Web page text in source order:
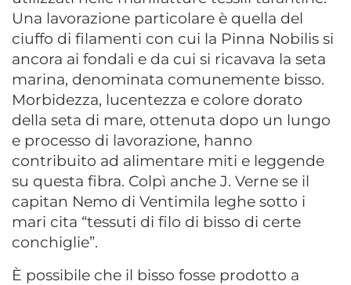
Una lavorazione particolare è quella del
ciuffo di filamenti con cui la Pinna Nobilis si
ancora ai fondali e da cui si ricavava la seta
marina, denominata comunemente bisso.
Morbidezza, lucentezza e colore dorato
della seta di mare, ottenuta dopo un lungo
e processo di lavorazione, hanno
contribuito ad alimentare miti e leggende
su questa fibra. Colpì anche J. Verne se il
capitan Nemo di Ventimila leghe sotto i
mari cita “tessuti di filo di bisso di certe
conchiglie”.
È possibile che il bisso fosse prodotto a